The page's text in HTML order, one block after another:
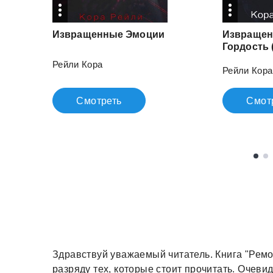
Извращенные Эмоции
Рейли Кора
Смотреть
Гордость
Рейли Кора
Здравствуй уважаемый читатель. Книга
разряду тех, которые стоит прочитать.